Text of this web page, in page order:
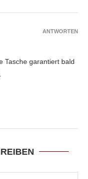
Tasche garantiert bald
ANTWORTEN